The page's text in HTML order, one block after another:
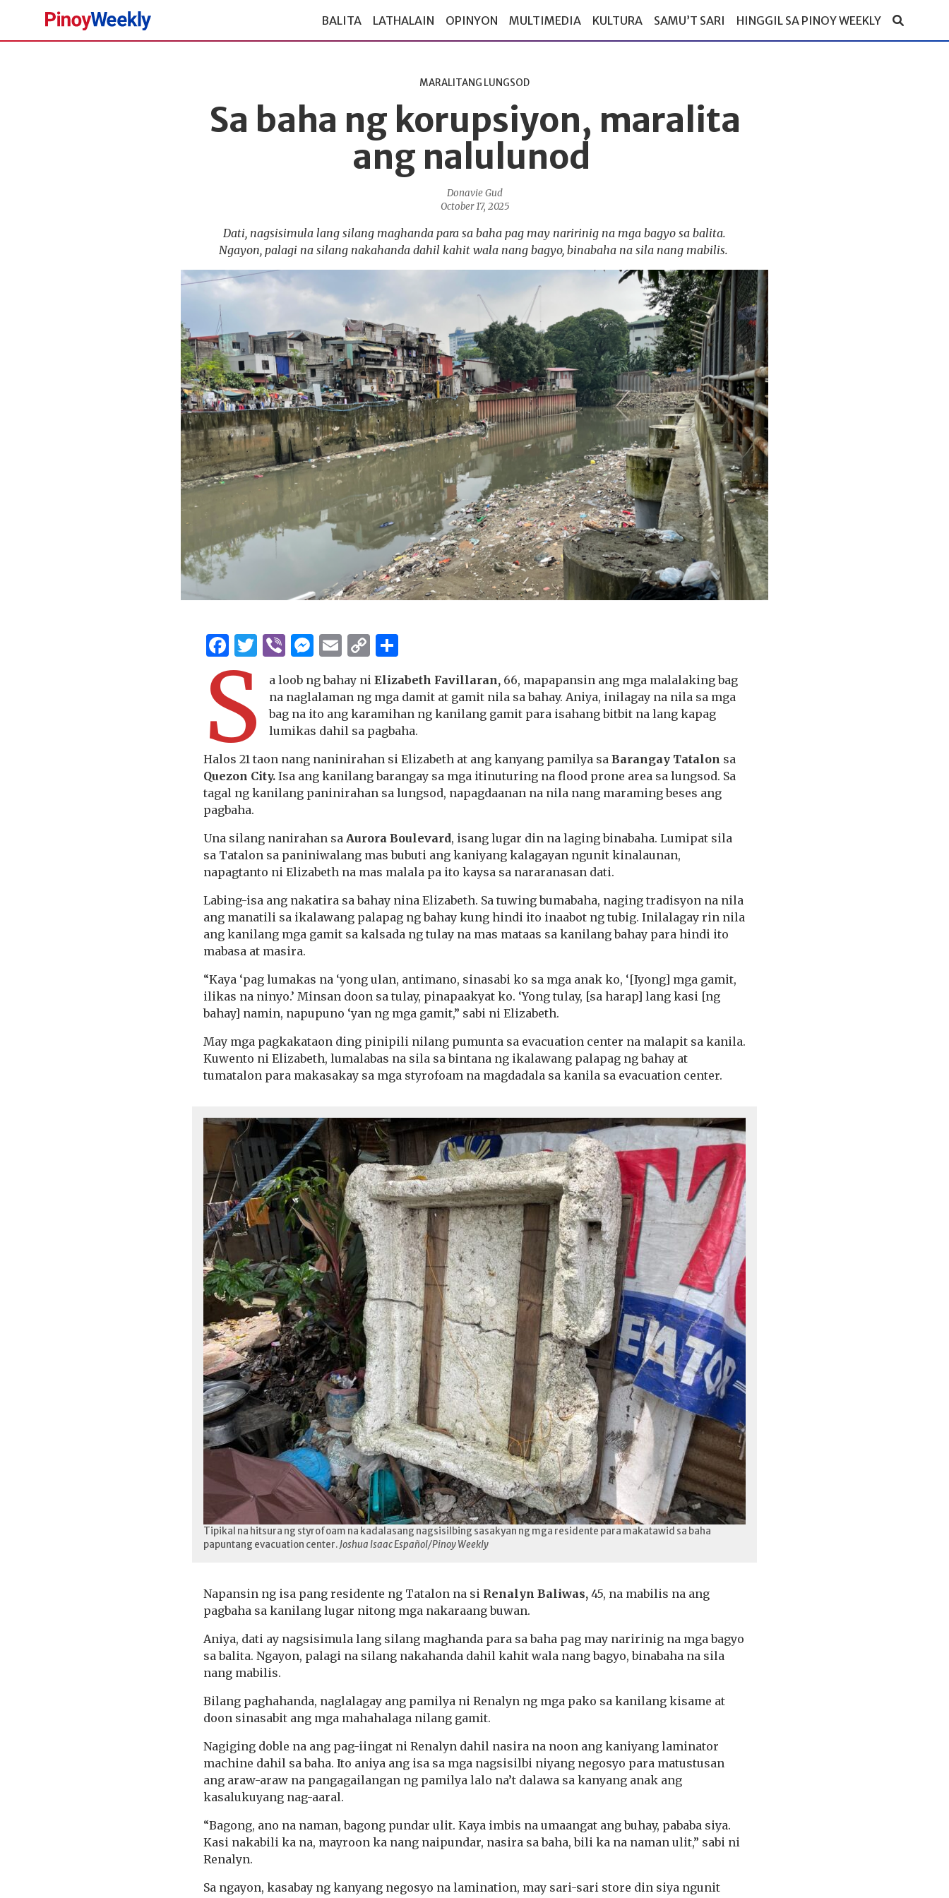
Pinoy
BALITA LATHALAIN OPINYON MULTIMEDIA KULTURA SAMU’T SARI HINGGIL SA PINOY WEEKLY
MARALITANG LUNGSOD
Sa baha ng korupsiyon, maralita
ang nalulunod
Donavie Gud
October 17, 2025
Dati, nagsisimula lang silang maghanda para sa baha pag may naririnig na mga bagyo sa balita.
Ngayon, palagi na silang nakahanda dahil kahit wala nang bagyo, binabaha na sila nang mabilis.
Facebook
Twitter
ViberMessenger
Email
Copy
Link
S a loob ng bahay niElizabeth Favillaran, 66, mapapansin ang mga malalaking bag
na naglalaman ng mga damit at gamit nila sa bahay. Aniya, inilagay na nila sa mga
bag na ito ang karamihan ng kanilang gamit para isahang bitbit na lang kapag
lumikas dahil sa pagbaha.
Halos 21 taon nang naninirahan si Elizabeth at ang kanyang pamilya sa Barangay Tatalon sa
Quezon City. Isa ang kanilang barangay sa mga itinuturing na flood prone area sa lungsod. Sa
tagal ng kanilang paninirahan sa lungsod, napagdaanan na nila nang maraming beses ang
pagbaha.
Una silang nanirahan sa Aurora Boulevard, isang lugar din na laging binabaha. Lumipat sila
sa Tatalon sa paniniwalang mas bubuti ang kaniyang kalagayan ngunit kinalaunan,
napagtanto ni Elizabeth na mas malala pa ito kaysa sa nararanasan dati.
Labing-isa ang nakatira sa bahay nina Elizabeth. Sa tuwing bumabaha, naging tradisyon na nila
ang manatili sa ikalawang palapag ng bahay kung hindi ito inaabot ng tubig. Inilalagay rin nila
ang kanilang mga gamit sa kalsada ng tulay na mas mataas sa kanilang bahay para hindi ito
mabasa at masira.
“Kaya ‘pag lumakas na ‘yong ulan, antimano, sinasabi ko sa mga anak ko, ‘[Iyong] mga gamit,
ilikas na ninyo.’ Minsan doon sa tulay, pinapaakyat ko. ‘Yong tulay, [sa harap] lang kasi [ng
bahay] namin, napupuno ‘yan ng mga gamit,” sabi ni Elizabeth.
May mga pagkakataon ding pinipili nilang pumunta sa evacuation center na malapit sa kanila.
Kuwento ni Elizabeth, lumalabas na sila sa bintana ng ikalawang palapag ng bahay at
tumatalon para makasakay sa mga styrofoam na magdadala sa kanila sa evacuation center.
Tipikal na hitsura ng styrofoam na kadalasang nagsisilbing sasakyan ng mga residente para makatawid sa baha
papuntang evacuation center.Joshua Isaac Español/Pinoy Weekly
Napansin ng isa pang residente ng Tatalon na si Renalyn Baliwas, 45, na mabilis na ang
pagbaha sa kanilang lugar nitong mga nakaraang buwan.
Aniya, dati ay nagsisimula lang silang maghanda para sa baha pag may naririnig na mga bagyo
sa balita. Ngayon, palagi na silang nakahanda dahil kahit wala nang bagyo, binabaha na sila
nang mabilis.
Bilang paghahanda, naglalagay ang pamilya ni Renalyn ng mga pako sa kanilang kisame at
doon sinasabit ang mga mahahalaga nilang gamit.
Nagiging doble na ang pag-iingat ni Renalyn dahil nasira na noon ang kaniyang laminator
machine dahil sa baha. Ito aniya ang isa sa mga nagsisilbi niyang negosyo para matustusan
ang araw-araw na pangagailangan ng pamilya lalo na’t dalawa sa kanyang anak ang
kasalukuyang nag-aaral.
“Bagong, ano na naman, bagong pundar ulit. Kaya imbis na umaangat ang buhay, pababa siya.
Kasi nakabili ka na, mayroon ka nang naipundar, nasira sa baha, bili ka na naman ulit,” sabi ni
Renalyn.
Sa ngayon, kasabay ng kanyang negosyo na lamination, may sari-sari store din siya ngunit